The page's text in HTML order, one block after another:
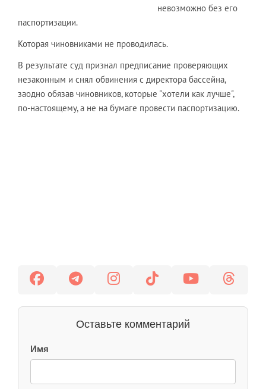
невозможно без его
паспортизации.
Которая чиновниками не проводилась.
В результате суд признал предписание проверяющих
незаконным и снял обвинения с директора бассейна,
заодно обязав чиновников, которые "хотели как лучше",
по-настоящему, а не на бумаге провести паспортизацию.
Оставьте комментарий
Имя